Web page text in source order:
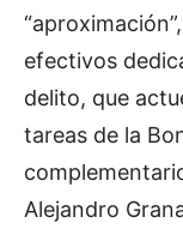
efectivos
delito, que
tareas de la
Alejandro